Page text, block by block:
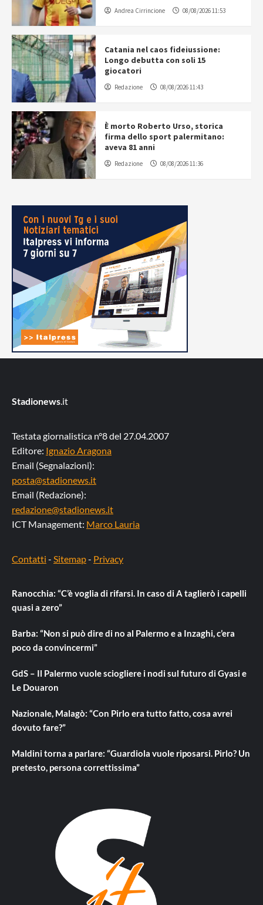
Andrea Cirrincione 08/08/2026 11:53
Catania nel caos fideiussione:
Longo debutta con soli 15
giocatori
Redazione 08/08/2026 11:43
È morto Roberto Urso, storica
firma dello sport palermitano:
aveva 81 anni
Redazione 08/08/2026 11:36
Stadionews.it
Testata giornalistica n°8 del 27.04.2007
Editore: Ignazio Aragona
Email (Segnalazioni):
posta@stadionews.it
Email (Redazione):
redazione@stadionews.it
ICT Management: Marco Lauria
Contatti - Sitemap- Privacy
Ranocchia: “C’è voglia di rifarsi. In caso di A taglierò i capelli
quasi a zero”
Barba: “Non si può dire di no al Palermo e a Inzaghi, c’era
poco da convincermi”
GdS – Il Palermo vuole sciogliere i nodi sul futuro di Gyasi e
Le Douaron
Nazionale, Malagò: “Con Pirlo era tutto fatto, cosa avrei
dovuto fare?”
Maldini torna a parlare: “Guardiola vuole riposarsi. Pirlo? Un
pretesto, persona correttissima”